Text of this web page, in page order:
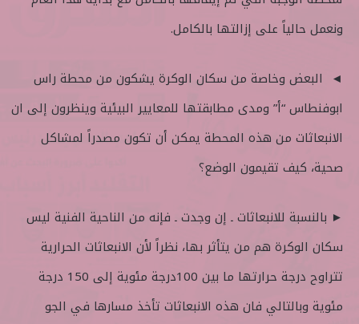
ونعمل حالياً على إزالتها بالكامل.
◄ البعض وخاصة من سكان الوكرة يشكون من محطة راس
ابوفنطاس “أ” ومدى مطابقتها للمعايير البيئية وينظرون إلى ان
الانبعاثات من هذه المحطة يمكن أن تكون مصدراً لمشاكل
صحية، كيف تقيمون الوضع؟
► بالنسبة للانبعاثات ـ إن وجدت ـ فإنه من الناحية الفنية ليس
سكان الوكرة هم من يتأثر بها، نظراً لأن الانبعاثات الحرارية
تتراوح درجة حرارتها ما بين 100درجة مئوية إلى 150 درجة
مئوية وبالتالي فان هذه الانبعاثات تأخذ مسارها في الجو